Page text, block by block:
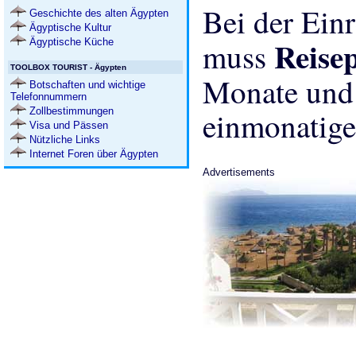
Geschichte des alten Ägypten
Ägyptische Kultur
Ägyptische Küche
TOOLBOX TOURIST - Ägypten
Botschaften und wichtige
Telefonnummern
Zollbestimmungen
Visa und Pässen
Nützliche Links
Internet Foren über Ägypten
Bei der
muss
Monate
Advertisements